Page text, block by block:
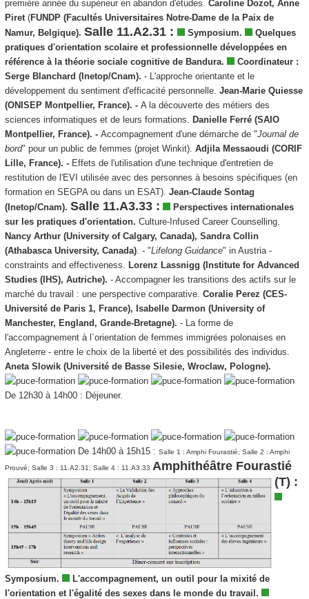
première année du supérieur en abandon d'études. Caroline Dozot, Anne
Piret (FUNDP (Facultés Universitaires Notre-Dame de la Paix de
Namur, Belgique). Salle 11.A2.31 : Symposium.
Quelques
pratiques d'orientation scolaire et professionnelle développées en
référence à la théorie sociale cognitive de Bandura.
Coordinateur :
Serge Blanchard (Inetop/Cnam). - L'approche orientante et le
développement du sentiment d'efficacité personnelle. Jean-Marie Quiesse
(ONISEP Montpellier, France). - A la découverte des métiers des
sciences informatiques et de leurs formations.
Danielle Ferré (SAIO
Montpellier, France). - Accompagnement d'une démarche de "Journal de
bord" pour un public de femmes (projet Winkit). Adjila Messaoudi (CORIF
Lille, France). - Effets de l'utilisation d'une technique d'entretien de
restitution de l'EVI utilisée avec des personnes à besoins spécifiques (en
formation en SEGPA ou dans un ESAT). Jean-Claude Sontag
(Inetop/Cnam). Salle 11.A3.33 :
Perspectives internationales
sur les pratiques d'orientation. Culture-Infused Career Counselling.
Nancy Arthur (University of Calgary, Canada), Sandra Collin
(Athabasca University, Canada). - "Lifelong Guidance" in Austria -
constraints and effectiveness.
Lorenz Lassnigg (Institute for Advanced
Studies (IHS), Autriche). - Accompagner les transitions des actifs sur le
marché du travail : une perspective comparative. Coralie Perez (CES-
Université de Paris 1, France), Isabelle Darmon (University of
Manchester, England, Grande-Bretagne). - La forme de
l'accompagnement à l`orientation de femmes immigrées polonaises en
Angleterre - entre le choix de la liberté et des possibilités des individus.
Aneta Slowik (Université de Basse Silesie, Wroclaw, Pologne).
De 12h30 à 14h00 : Déjeuner.
De 14h00 à 15h15 : Salle 1 : Amphi Fourastié; Salle 2 : Amphi
Prouvé; Salle 3 : 11.A2.31; Salle 4 : 11.A3.33 Amphithéâtre Fourastié
(T) :
Symposium.
L'accompagnement, un outil pour la mixité de
l'orientation et l'égalité des sexes dans le monde du travail.